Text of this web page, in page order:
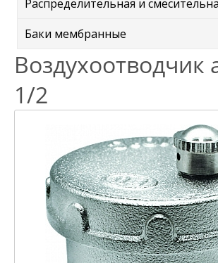
Распределительная и
Баки мембранные
Воздухоотводчик
1/2